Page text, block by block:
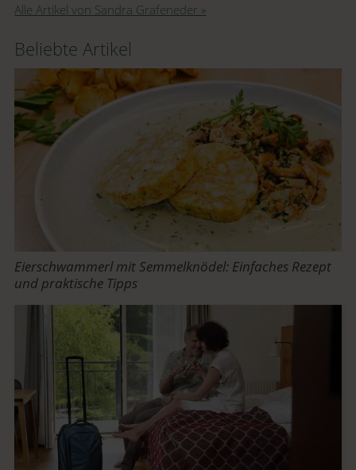
Alle Artikel von Sandra Grafeneder »
Beliebte Artikel
Eierschwammerl mit Semmelknödel: Einfaches Rezept
und praktische Tipps